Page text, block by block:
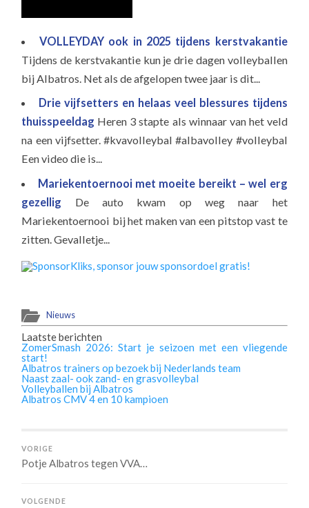
VOLLEYDAY ook in 2025 tijdens kerstvakantie
Tijdens de kerstvakantie kun je drie dagen volleyballen
bij Albatros. Net als de afgelopen twee jaar is dit...
Drie vijfsetters en helaas veel blessures tijdens
thuisspeeldag Heren 3 stapte als winnaar van het veld
na een vijfsetter. #kvavolleybal #albavolley #volleybal
Een video die is...
Mariekentoernooi met moeite bereikt – wel erg
gezellig De auto kwam op weg naar het
Mariekentoernooi bij het maken van een pitstop vast te
zitten. Gevalletje...
Nieuws
Laatste berichten
ZomerSmash 2026: Start je seizoen met een vliegende
start!
Albatros trainers op bezoek bij Nederlands team
Naast zaal- ook zand- en grasvolleybal
Volleyballen bij Albatros
Albatros CMV 4 en 10 kampioen
VORIGE
Potje Albatros tegen VVA…
VOLGENDE